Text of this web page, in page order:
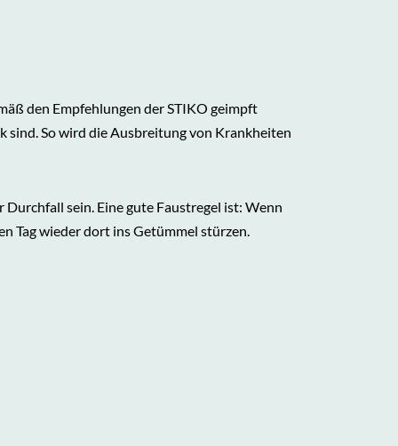
den Empfehlungen der STIKO geimpft
sind. So wird die Ausbreitung von Krankheiten
sein. Eine gute Faustregel ist: Wenn
Tag wieder dort ins Getümmel stürzen.